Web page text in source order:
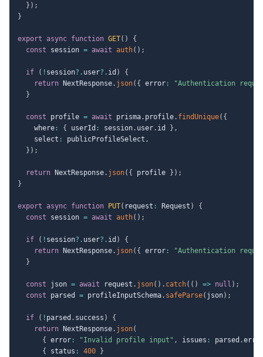
} ) ;
}
export async function GET( )
{
const session = await auth( ) ;
if ( ! session?. user?. id )
{
return NextResponse. json( { error :
"Authentication
}
const profile = await prisma. profile. findUnique( {
    where
: { userId : session. user. id } ,
    select
: publicProfileSelect ,
} ) ;
return NextResponse. json( { profile } ) ;
}
export async function PUT( request : Request )
{
const session = await auth( ) ;
if ( ! session?. user?. id )
{
return NextResponse. json( { error :
"Authentication
}
const json = await request . json( ) . catch( ( ) => null ) ;
const parsed = profileInputSchema. safeParse( json) ;
if ( ! parsed . success )
{
return NextResponse. json(
{
error : "Invalid profile input" , issues : parsed .
{
status : 400
}